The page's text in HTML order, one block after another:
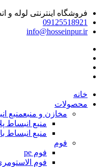
فروشگاه اینترنتی لوله و
09125518921
info@hosseinpur.ir
خانه
محصولات
مخازن و منبعمنبع
منبع انبساط
منبع انبساط
فوم
فوم pe
فوم